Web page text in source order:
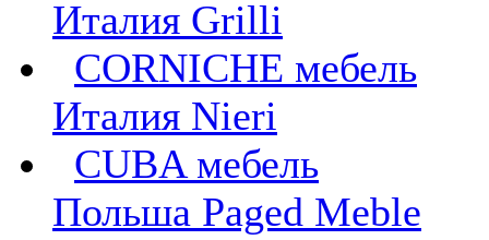
Италия Grilli
CORNICHE мебель
Италия Nieri
CUBA мебель
Польша Paged Meble